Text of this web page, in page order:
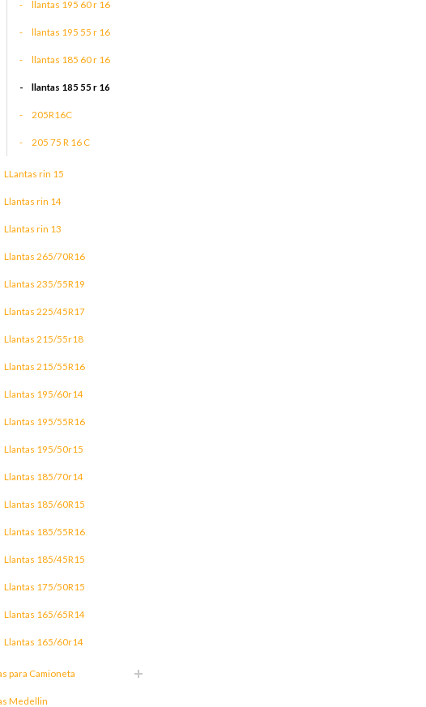
llantas 195 60 r 16
llantas 195 55 r 16
llantas 185 60 r 16
llantas 185 55 r 16
205R16C
205 75 R 16 C
LLantas rin 15
Llantas rin 14
Llantas rin 13
Llantas 265/70R16
Llantas 235/55R19
Llantas 225/45R17
Llantas 215/55r18
Llantas 215/55R16
Llantas 195/60r14
Llantas 195/55R16
Llantas 195/50r15
Llantas 185/70r14
Llantas 185/60R15
Llantas 185/55R16
Llantas 185/45R15
Llantas 175/50R15
Llantas 165/65R14
Llantas 165/60r14
para Camioneta
Medellin